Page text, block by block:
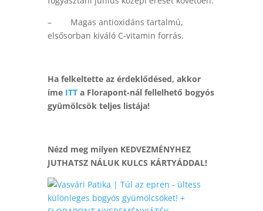
– Magas antioxidáns tartalmú,
elsősorban kiváló C-vitamin forrás.
Ha felkeltette az érdeklődésed, akkor
íme ITT a Florapont-nál fellelhető bogyós
gyümölcsök teljes listája!
Nézd meg milyen KEDVEZMÉNYHEZ
JUTHATSZ NÁLUK KULCS KÁRTYÁDDAL!